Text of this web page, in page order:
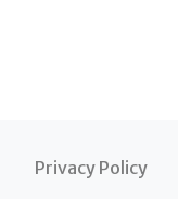
Privacy Policy